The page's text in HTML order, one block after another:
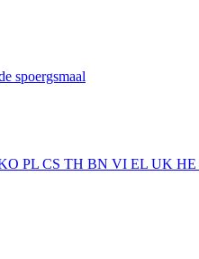
spoergsmaal
PL CS TH BN VI EL UK HE